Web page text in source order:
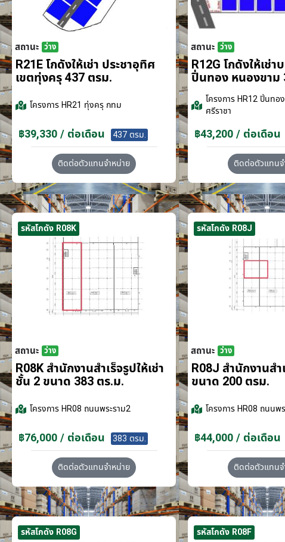
สถานะ ว่าง
R21E โกดังให้เช่า ประชาอุทิศ
เขตทุ่งครุ 437 ตรม.
โครงการHR21 ทุ่งครุ กทม
฿39,330 / ต่อเดือน 437 ตรม.
ติดต่อตัวแทนจำหน่าย
สถานะ ว่าง
R12G โกดังให้เช่
ปิ่นทอง หนองขาม
โครงการHR12 ปิ่นทอ
ศรีราชา
฿43,200 / ต่อเดือน
ติดต่อตัวแทนจ
รหัสโกดัง R08K
สถานะ ว่าง
R08K สำนักงานสำเร็จรูปให้เช่า
ชั้น 2 ขนาด 383 ตร.ม.
โครงการHR08 ถนนพระราม2
฿76,000 / ต่อเดือน 383 ตรม.
ติดต่อตัวแทนจำหน่าย
รหัสโกดัง R08J
สถานะ ว่าง
R08J สำนักงานสำ
ขนาด 200 ตรม.
โครงการHR08 ถนนพ
฿44,000 / ต่อเดือน
ติดต่อตัวแทนจ
รหัสโกดัง R08G รหัสโกดัง R08F